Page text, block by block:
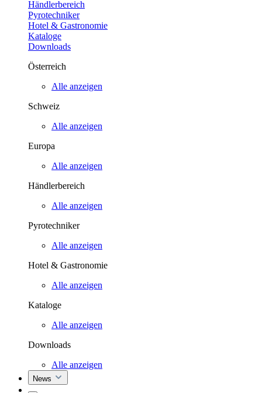
Händlerbereich
Pyrotechniker
Hotel & Gastronomie
Kataloge
Downloads
Österreich
Alle anzeigen
Schweiz
Alle anzeigen
Europa
Alle anzeigen
Händlerbereich
Alle anzeigen
Pyrotechniker
Alle anzeigen
Hotel & Gastronomie
Alle anzeigen
Kataloge
Alle anzeigen
Downloads
Alle anzeigen
News